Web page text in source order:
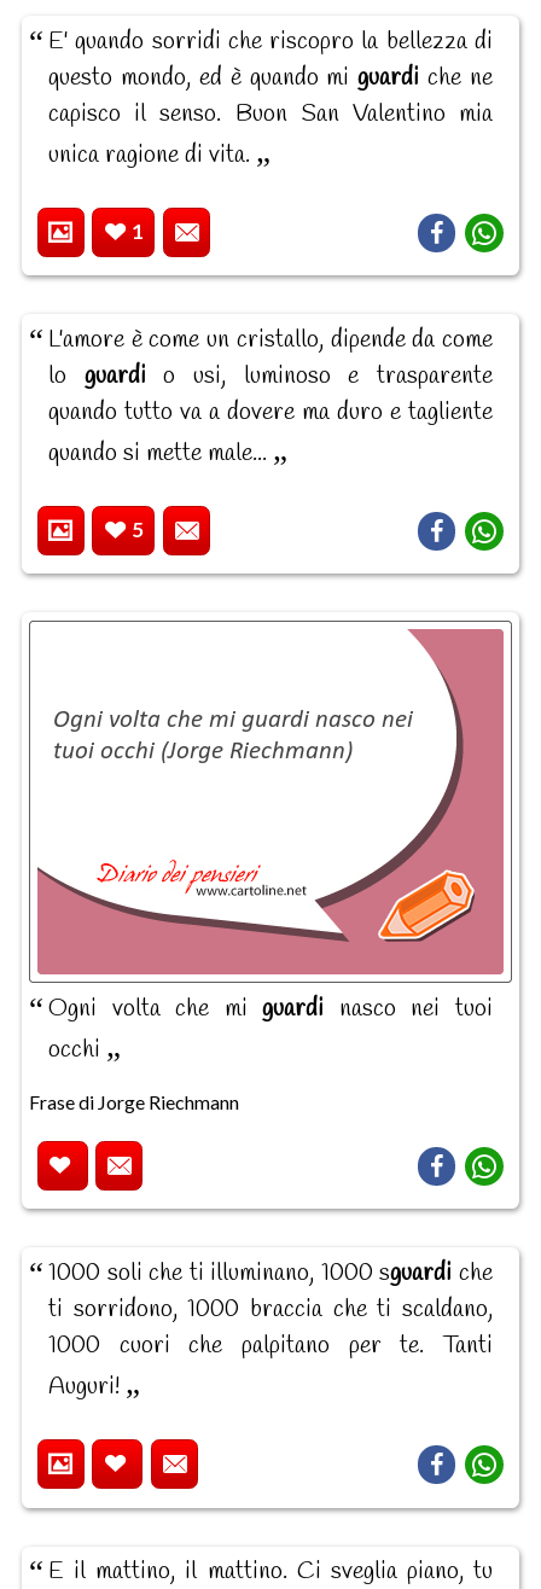
E' quando sorridi che riscopro la bellezza di
questo mondo, ed è quando miguardi che ne
capisco il senso. Buon San Valentino mia
unica ragione di vita.
1
L'amore è come un cristallo, dipende da come
lo guardi o usi, luminoso e trasparente
quando tutto va a dovere ma duro e tagliente
quando si mette male...
5
Ogni volta che miguardi nasco nei tuoi
occhi
Frase di Jorge Riechmann
1000 soli che ti illuminano, 1000 sguardi che
ti sorridono, 1000 braccia che ti scaldano,
1000 cuori che palpitano per te. Tanti
Auguri!
E il mattino, il mattino. Ci sveglia piano, tu